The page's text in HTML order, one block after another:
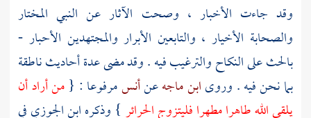
وقد جاءت الأخبار ، وصحت الآثار عن النبي المختار
والصحابة الأخيار ، والتابعين الأبرار والمجتهدين الأحبار -
بالحث على النكاح والترغيب فيه . وقد مضى عدة أحاديث ناطقة
بما نحن فيه . وروىابن ماجهعنأنسمرفوعا : {من أراد أن
يلقى الله طاهرا مطهرا فليتزوج الحرائر } وذكرهابن الجوزيفي